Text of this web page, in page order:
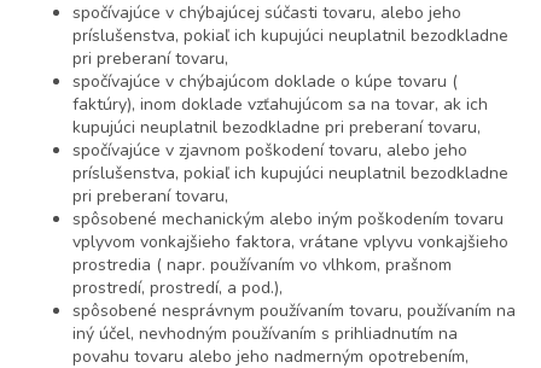
spočívajúce v chýbajúcej súčasti tovaru, alebo jeho
príslušenstva, pokiaľ ich kupujúci neuplatnil bezodkladne
pri preberaní tovaru,
spočívajúce v chýbajúcom doklade o kúpe tovaru (
faktúry), inom doklade vzťahujúcom sa na tovar, ak ich
kupujúci neuplatnil bezodkladne pri preberaní tovaru,
spočívajúce v zjavnom poškodení tovaru, alebo jeho
príslušenstva, pokiaľ ich kupujúci neuplatnil bezodkladne
pri preberaní tovaru,
spôsobené mechanickým alebo iným poškodením tovaru
vplyvom vonkajšieho faktora, vrátane vplyvu vonkajšieho
prostredia ( napr. používaním vo vlhkom, prašnom
prostredí, prostredí, a pod.),
spôsobené nesprávnym používaním tovaru, používaním na
iný účel, nevhodným používaním s prihliadnutím na
povahu tovaru alebo jeho nadmerným opotrebením,